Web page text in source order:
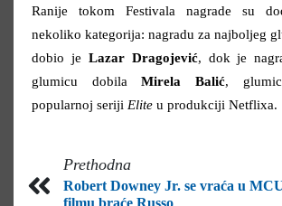
Ranije tokom Festivala nagrade su
nekoliko kategorija: nagradu za najboljeg
dobio je Lazar Dragojević, dok je
glumicu dobilaMirela Balić,
popularnoj seriji Elite u produkciji Netflixa.
Prethodna
Robert Downey Jr. se vraća u
filmu braće Russo